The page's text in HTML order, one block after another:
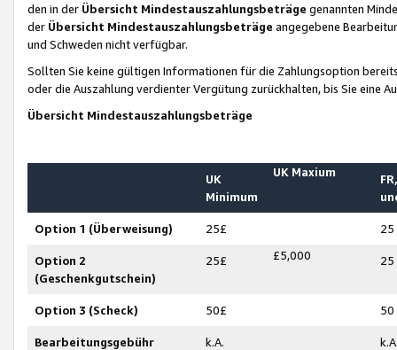
den in der Übersicht Mindestauszahlungsbeträge genannten
der Übersicht Mindestauszahlungsbeträge angegebene
und Schweden nicht verfügbar.
Sollten Sie keine gültigen Informationen für die Zahlungsoption
oder die Auszahlung verdienter Vergütung zurückhalten, bis Sie
Übersicht Mindestauszahlungsbeträge
UK
Minimum
UK Maxium
Option 1 (Überweisung) 25£ 25
Option 2
(Geschenkgutschein)
25£ £5,000 25
Option 3 (Scheck) 50£ 50
Bearbeitungsgebühr
k.A.